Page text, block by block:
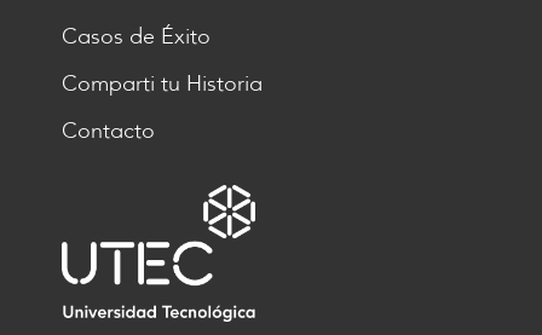
Casos de Éxito
Comparti tu Historia
Contacto